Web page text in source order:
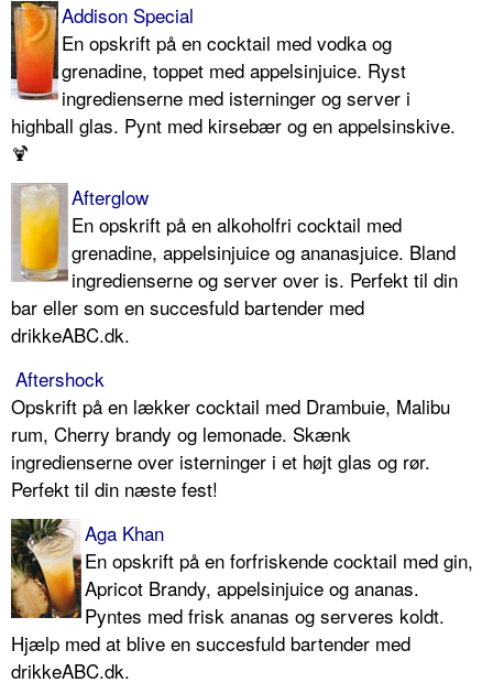
Addison Special
En opskrift på en cocktail med vodka og
grenadine, toppet med appelsinjuice. Ryst
ingredienserne med isterninger og server i
highball glas. Pynt med kirsebær og en appelsinskive.
🍹
Afterglow
En opskrift på en alkoholfri cocktail med
grenadine, appelsinjuice og ananasjuice. Bland
ingredienserne og server over is. Perfekt til din
bar eller som en succesfuld bartender med
drikkeABC.dk.
Aftershock
Opskrift på en lækker cocktail med Drambuie, Malibu
rum, Cherry brandy og lemonade. Skænk
ingredienserne over isterninger i et højt glas og rør.
Perfekt til din næste fest!
Aga Khan
En opskrift på en forfriskende cocktail med gin,
Apricot Brandy, appelsinjuice og ananas.
Pyntes med frisk ananas og serveres koldt.
Hjælp med at blive en succesfuld bartender med
drikkeABC.dk.